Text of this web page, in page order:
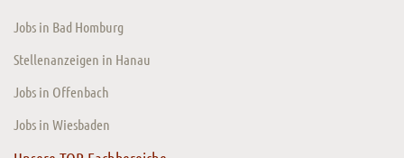
Jobs in Bad Homburg
Stellenanzeigen in Hanau
Jobs in Offenbach
Jobs in Wiesbaden